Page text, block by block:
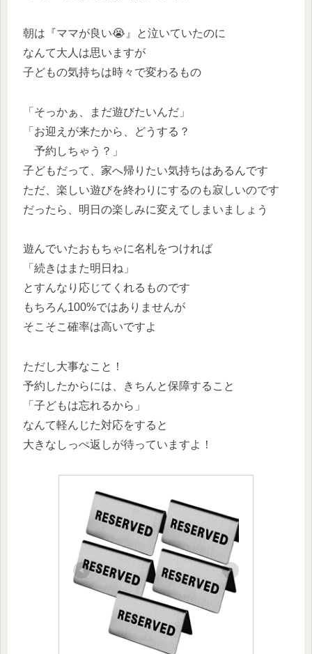
朝は『ママが良い😭』と泣いていたのに
なんて大人は思いますが
子どもの気持ちは時々で変わるもの
「そっかぁ、まだ遊びたいんだ」
「お迎えが来たから、どうする？
予約しちゃう？」
子どもだって、家へ帰りたい気持ちはあるんです
ただ、楽しい遊びを終わりにするのも寂しいのです
だったら、明日の楽しみに変えてしまいましょう
遊んでいたおもちゃに名札をつければ
「続きはまた明日ね」
とすんなり応じてくれるものです
もちろん100%ではありませんが
そこそこ確率は高いですよ
ただし大事なこと！
予約したからには、きちんと保障すること
「子どもは忘れるから」
なんて軽んじた対応をすると
大きなしっぺ返しが待っていますよ！